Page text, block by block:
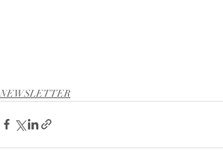
NEWSLETTER